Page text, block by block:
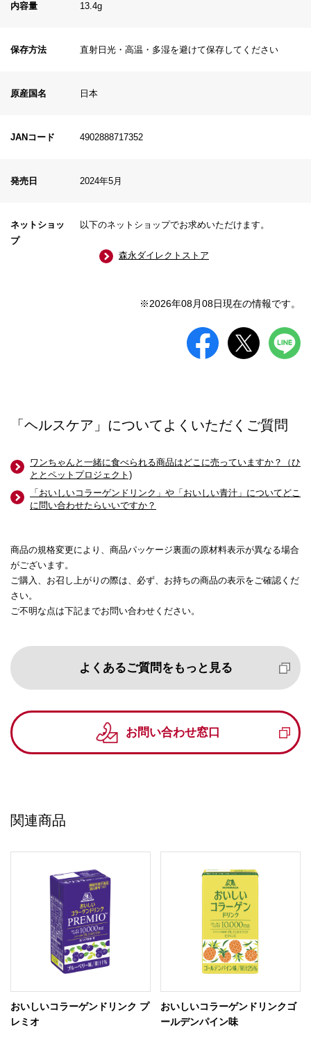
内容量 13.4g
保存方法 直射日光・高温・多湿を避けて保存してください
原産国名 日本
JANコード 4902888717352
発売日 2024年5月
ネットショッ
プ
以下のネットショップでお求めいただけます。
森永ダイレクトストア
※2026年08月08日現在の情報です。
「ヘルスケア」についてよくいただくご質問
ワンちゃんと一緒に食べられる商品はどこに売っていますか？（ひ
ととペットプロジェクト)
「おいしいコラーゲンドリンク」や「おいしい青汁」についてどこ
に問い合わせたらいいですか？
商品の規格変更により、商品パッケージ裏面の原材料表示が異なる場合
がございます。
ご購入、お召し上がりの際は、必ず、お持ちの商品の表示をご確認くだ
さい。
ご不明な点は下記までお問い合わせください。
よくあるご質問をもっと見る
お問い合わせ窓口
関連商品
おいしいコラーゲンドリンク プ
レミオ
おいしいコラーゲンドリンクゴ
ールデンパイン味